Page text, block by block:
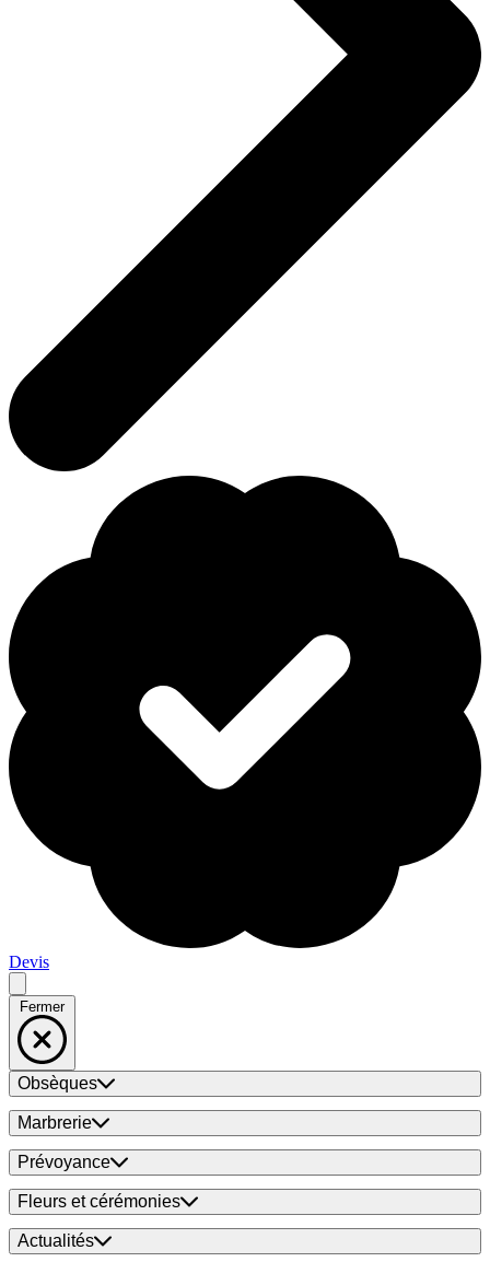
Devis
Fermer
Obsèques
Marbrerie
Prévoyance
Fleurs et cérémonies
Actualités